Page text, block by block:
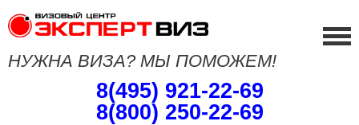
НУЖНА ВИЗА? МЫ ПОМОЖЕМ!
8(495) 921-22-69
8(800) 250-22-69